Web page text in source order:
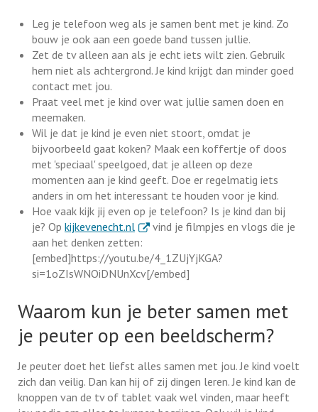
Leg je telefoon weg als je samen bent met je kind. Zo
bouw je ook aan een goede band tussen jullie.
Zet de tv alleen aan als je echt iets wilt zien. Gebruik
hem niet als achtergrond. Je kind krijgt dan minder goed
contact met jou.
Praat veel met je kind over wat jullie samen doen en
meemaken.
Wil je dat je kind je even niet stoort, omdat je
bijvoorbeeld gaat koken? Maak een koffertje of doos
met 'speciaal' speelgoed, dat je alleen op deze
momenten aan je kind geeft. Doe er regelmatig iets
anders in om het interessant te houden voor je kind.
Hoe vaak kijk jij even op je telefoon? Is je kind dan bij
je? Op kijkevenecht.nl . Externe link
vind je filmpjes en vlogs die je
aan het denken zetten:
[embed]https://youtu.be/4_1ZUjYjKGA?
si=1oZIsWNOiDNUnXcv[/embed]
Waarom kun je beter samen met
je peuter op een beeldscherm?
Je peuter doet het liefst alles samen met jou. Je kind voelt
zich dan veilig. Dan kan hij of zij dingen leren. Je kind kan de
knoppen van de tv of tablet vaak wel vinden, maar heeft